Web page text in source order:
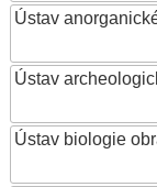
Ústav
Ústav
Ústav biologie